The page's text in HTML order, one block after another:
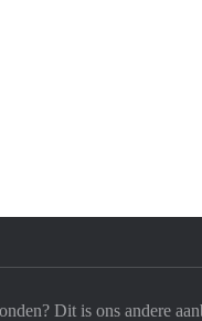
Dit is ons andere